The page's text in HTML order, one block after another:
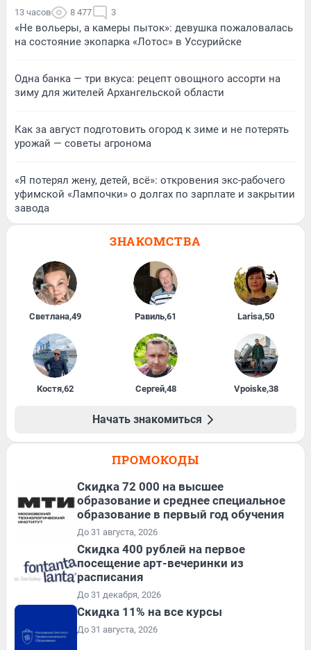
13 часов 8 477 3
«Не вольеры, а камеры пыток»: девушка пожаловалась
на состояние экопарка «Лотос» в Уссурийске
Одна банка — три вкуса: рецепт овощного ассорти на
зиму для жителей Архангельской области
Как за август подготовить огород к зиме и не потерять
урожай — советы агронома
«Я потерял жену, детей, всё»: откровения экс-рабочего
уфимской «Лампочки» о долгах по зарплате и закрытии
завода
ЗНАКОМСТВА
Светлана,49 Равиль,61 Larisa,50
Костя,62 Сергей,48 Vpoiske,38
Начать знакомиться
ПРОМОКОДЫ
Скидка 72 000 на высшее
образование и среднее специальное
образование в первый год обучения
До 31 августа, 2026
Cкидка 400 рублей на первое
посещение арт-вечеринки из
расписания
До 31 декабря, 2026
Скидка 11% на все курсы
До 31 августа, 2026